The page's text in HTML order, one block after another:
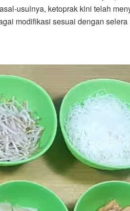
usulnya, ketoprak kini telah
modifikasi sesuai dengan selera